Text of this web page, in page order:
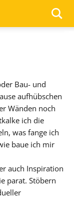
Bau- und
aufhübschen
Wänden noch
ich die
was fange ich
baue ich mir
auch Inspiration
parat. Stöbern